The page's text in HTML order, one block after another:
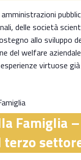
delle società
allo sviluppo
del welfare
virtuose
Famiglia
terzo